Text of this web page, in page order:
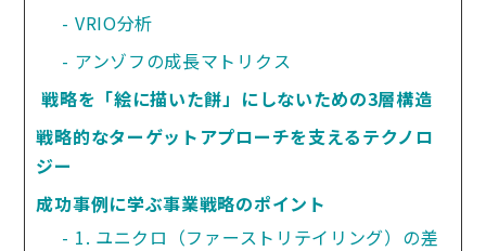
VRIO分析
アンゾフの成長マトリクス
戦略を「絵に描いた餅」にしないための3層構造
戦略的なターゲットアプローチを支えるテクノロ
ジー
成功事例に学ぶ事業戦略のポイント
1. ユニクロ（ファーストリテイリング）の差